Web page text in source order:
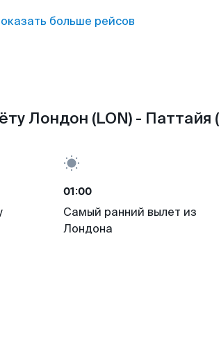
больше рейсов
Лондон (LON) - Паттайя
01:00
Самый ранний вылет из
Лондона